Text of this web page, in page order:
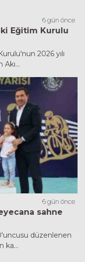
6 gün önce
Eğitim Kurulu
2026 yılı
6 gün önce
sahne
düzenlenen
ka...